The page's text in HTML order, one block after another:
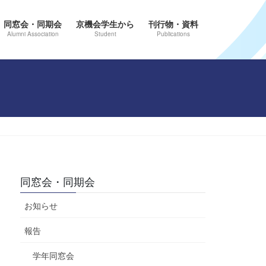
同窓会・同期会
Alumni Association
京機会学生から
Student
刊行物・資料
Publications
同窓会・同期会
お知らせ
報告
学年同窓会